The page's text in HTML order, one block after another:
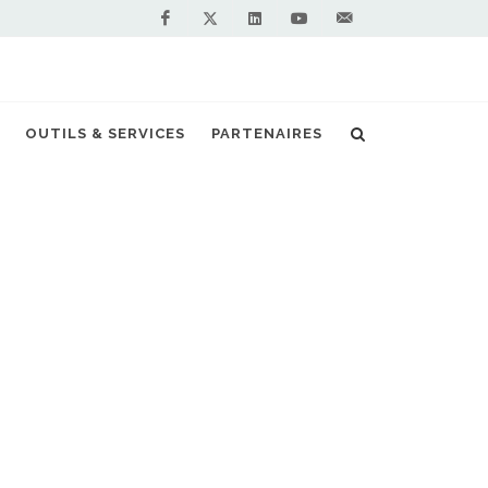
OUTILS & SERVICES PARTENAIRES
Fédérant les transporteurs,
déploiement de 20 stations